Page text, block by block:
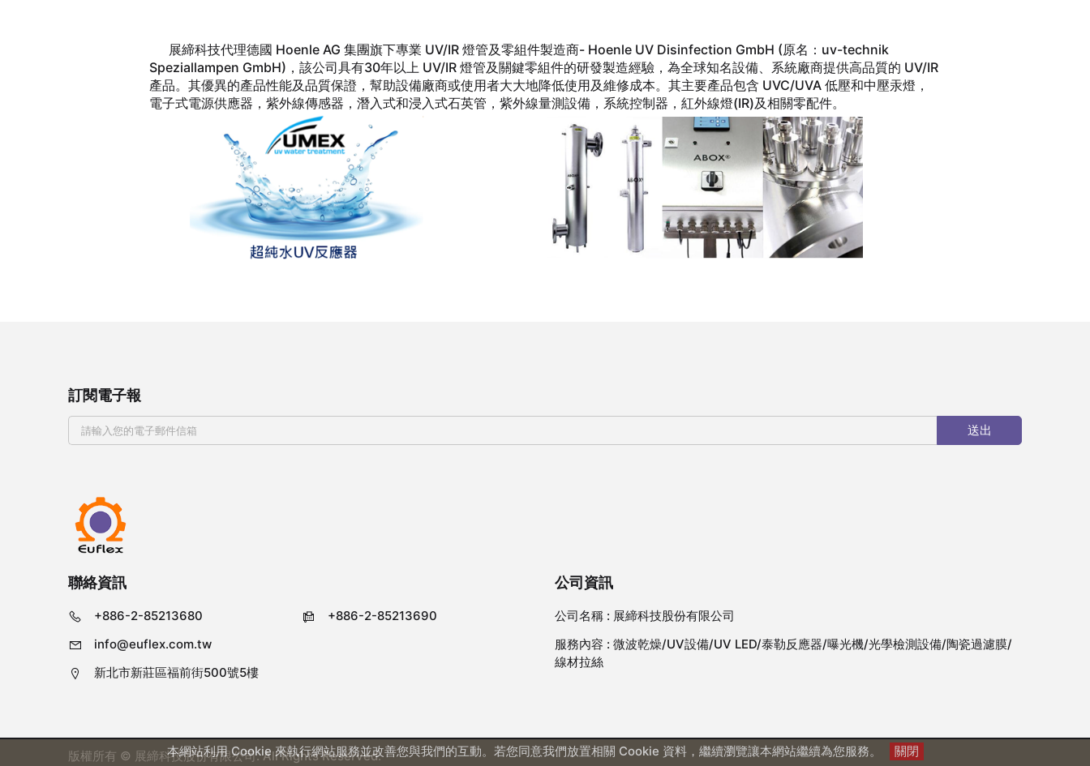
展締科技代理德國 Hoenle AG 集團旗下專業 UV/IR 燈管及零組件製造商- Hoenle UV Disinfection GmbH (原名：uv-technik
Speziallampen GmbH)，該公司具有30年以上 UV/IR 燈管及關鍵零組件的研發製造經驗，為全球知名設備、系統廠商提供高品質的 UV/IR
產品。其優異的產品性能及品質保證，幫助設備廠商或使用者大大地降低使用及維修成本。其主要產品包含 UVC/UVA 低壓和中壓汞燈，
電子式電源供應器，紫外線傳感器，潛入式和浸入式石英管，紫外線量測設備，系統控制器，紅外線燈(IR)及相關零配件。
訂閱電子報
送出
聯絡資訊
+886-2-85213680
+886-2-85213690
info@euflex.com.tw
新北市新莊區福前街500號5樓
公司資訊
公司名稱 : 展締科技股份有限公司
服務內容 : 微波乾燥/UV設備/UV LED/泰勒反應器/曝光機/光學檢測設備/陶瓷過濾膜/
線材拉絲
版權所有 © 展締科技股份有限公司. All Rights Reserved.
本網站利用 Cookie 來執行網站服務並改善您與我們的互動。若您同意我們放置相關 Cookie 資料，繼續瀏覽讓本網站繼續為您服務。